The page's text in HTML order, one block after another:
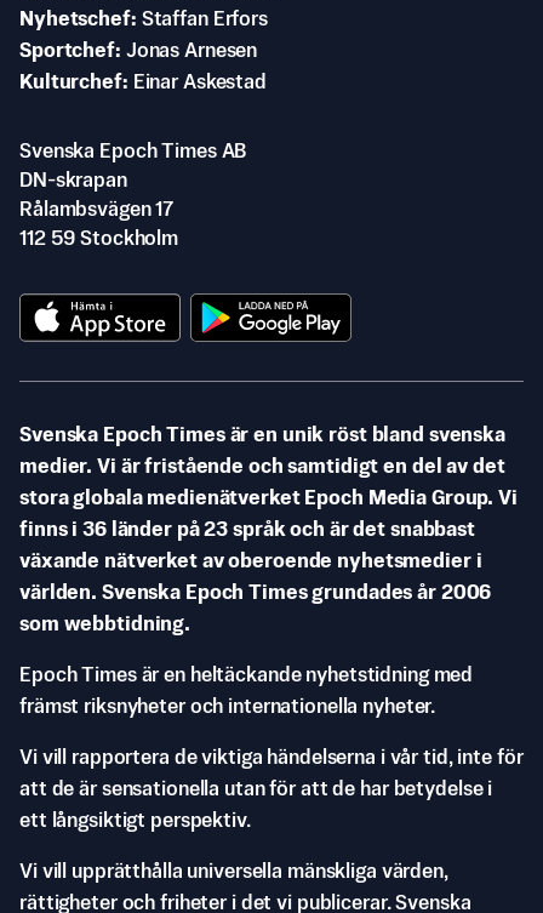
Nyhetschef Staffan Erfors
Sportchef Jonas Arnesen
Kulturchef
Einar Askestad
Svenska Epoch Times AB
DN-skrapan
Rålambsvägen 17
112 59 Stockholm
Svenska Epoch Times är en unik röst bland svenska
medier. Vi är fristående och samtidigt en del av det
stora globala medienätverket Epoch Media Group. Vi
finns i 36 länder på 23 språk och är det snabbast
växande nätverket av oberoende nyhetsmedier i
världen. Svenska Epoch Times grundades år 2006
som webbtidning.
Epoch Times är en heltäckande nyhetstidning med
främst riksnyheter och internationella nyheter.
Vi vill rapportera de viktiga händelserna i vår tid, inte för
att de är sensationella utan för att de har betydelse i
ett långsiktigt perspektiv.
Vi vill upprätthålla universella mänskliga värden,
rättigheter och friheter i det vi publicerar. Svenska